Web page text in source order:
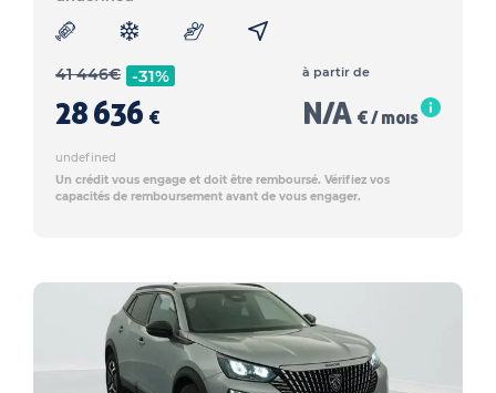
41 446€ -31%
28 636 €
à partir de
N/A € / mois
undefined
Un crédit vous engage et doit être remboursé. Vérifiez vos
capacités de remboursement avant de vous engager.